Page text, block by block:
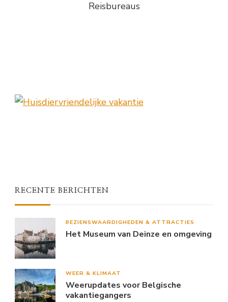
Reisbureaus
RECENTE BERICHTEN
BEZIENSWAARDIGHEDEN & ATTRACTIES
Het Museum van Deinze en omgeving
WEER & KLIMAAT
Weerupdates voor Belgische
vakantiegangers